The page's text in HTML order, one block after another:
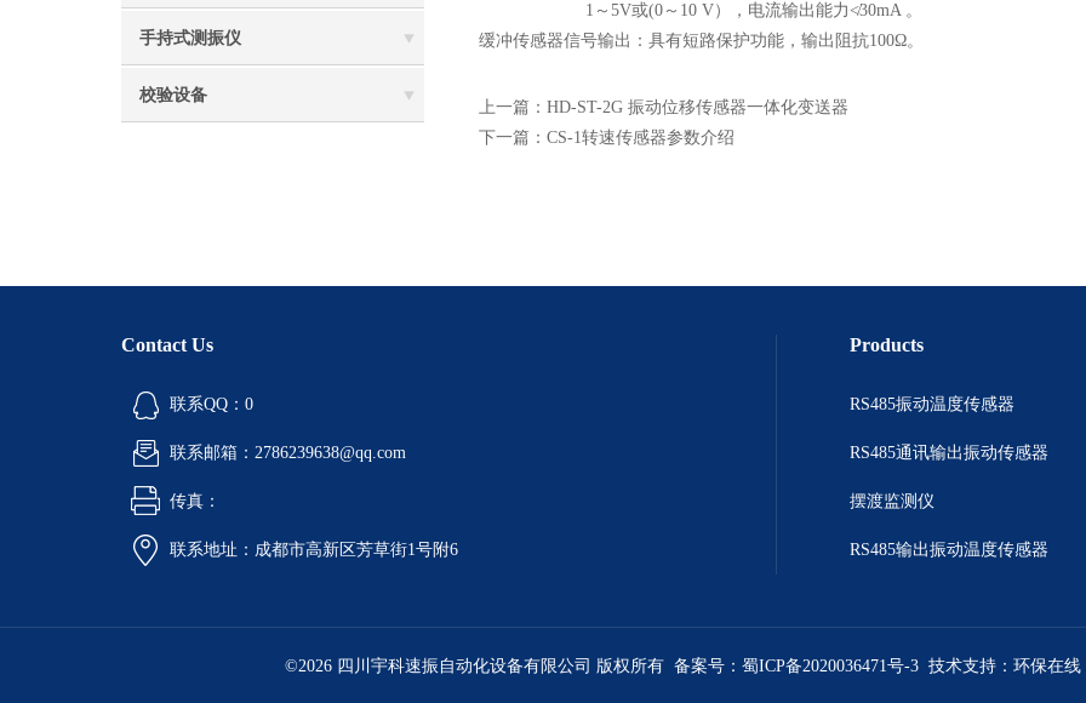
手持式测振仪
校验设备
1 ～ 5V或(0 ～ 10 V），电流输出能力 ≮30mA 。
缓冲传感器信号输出：具有短路保护功能，输出阻抗100Ω。
上一篇： HD-ST-2G 振动位移传感器一体化变送器
下一篇： CS-1转速传感器参数介绍
Contact Us
联系QQ：0
联系邮箱：2786239638@qq.com
传真：
联系地址：成都市高新区芳草街1号附6
Products
RS485振动温度传感器
RS485通讯输出振动传感器
摆渡监测仪
RS485输出振动温度传感器
©2026 四川宇科速振自动化设备有限公司 版权所有 备案号： 蜀ICP备2020036471号-3 技术支持： 环保在线